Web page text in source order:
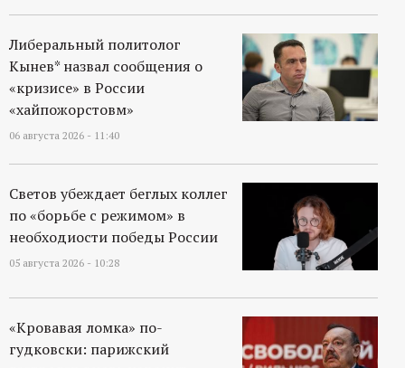
й
п
о
р
т
а
л
Либеральный политолог
Кынев* назвал сообщения о
«кризисе» в России
«хайпожорстовм»
06 августа 2026 - 11:40
Светов убеждает беглых коллег
по «борьбе с режимом» в
необходиости победы России
05 августа 2026 - 10:28
«Кровавая ломка» по-
гудковски: парижский